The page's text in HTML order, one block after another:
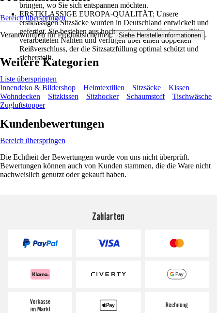
bringen, wo Sie sich entspannen möchten.
ERSTKLASSIGE EUROPA-QUALITÄT; Unsere
erstklassigen Sitzsäcke wurden in Deutschland entwickelt und
gefertigt. Sie bestehen aus hochwertigem Stoff mit sorgfältig
verarbeiteten Nähten und verfügen über einen doppelten
Reißverschluss, der die Sitzsatzfüllung optimal schützt und
sicherstellt.
Bereich überspringen
Verantwortlich für Produktsicherheit: Siehe Herstellerinformationen .
Weitere Kategorien
Liste überspringen
Innendeko & Bildershop
Heimtextilien Sitzsäcke
Kissen
Wohndecken
Sitzkissen Sitzhocker Schaumstoff
Tischwäsche
Zugluftstopper
Kundenbewertungen
Bereich überspringen
Die Echtheit der Bewertungen wurde von uns nicht überprüft.
Bewertungen können auch von Kunden stammen, die die Ware nicht
nachweislich genutzt oder gekauft haben.
Zahlarten